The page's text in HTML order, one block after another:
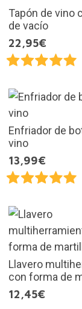
Tapón de vino
de vacío
22,95€
Enfriador de
vino
13,99€
Llavero
con forma de
12,45€